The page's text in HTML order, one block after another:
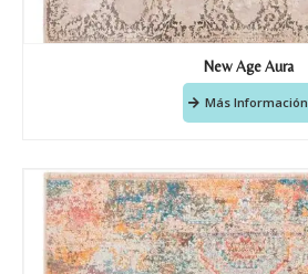
New Age Aura
Más Información
Recibir mi oferta